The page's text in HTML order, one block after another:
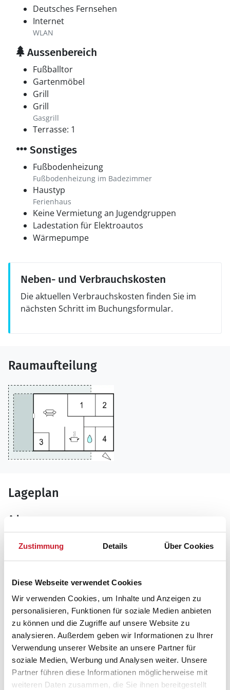
Zustimmung Details Über Cookies
Diese Webseite verwendet Cookies
Wir verwenden Cookies, um Inhalte und Anzeigen zu
personalisieren, Funktionen für soziale Medien anbieten
zu können und die Zugriffe auf unsere Website zu
analysieren. Außerdem geben wir Informationen zu Ihrer
Verwendung unserer Website an unsere Partner für
soziale Medien, Werbung und Analysen weiter. Unsere
Partner führen diese Informationen möglicherweise mit
weiteren Daten zusammen, die Sie ihnen bereitgestellt
Deutsches Fernsehen
Internet
WLAN
Aussenbereich
Fußballtor
Gartenmöbel
Grill
Grill
Gasgrill
Terrasse: 1
Sonstiges
Fußbodenheizung
Fußbodenheizung im Badezimmer
Haustyp
Ferienhaus
Keine Vermietung an Jugendgruppen
Ladestation für Elektroautos
Wärmepumpe
Neben- und Verbrauchskosten
Die aktuellen Verbrauchskosten finden Sie im
nächsten Schritt im Buchungsformular.
Raumaufteilung
Lageplan
Adresse
Ferienhaus A20010
Musbakken 10